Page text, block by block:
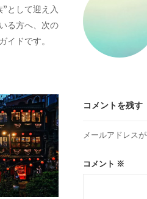
ー
シ
ン
コメントを残す
メールアドレス
コメント ※
として迎え入
る方へ、次の
イドです。